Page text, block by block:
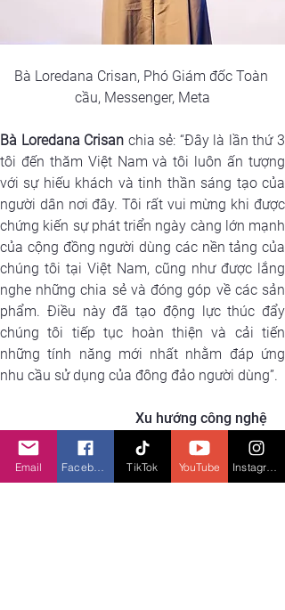
Bà Loredana Crisan, Phó Giám đốc Toàn
cầu, Messenger, Meta
Bà Loredana Crisan chia sẻ: “Đây là lần thứ 3
tôi đến thăm Việt Nam và tôi luôn ấn tượng
với sự hiếu khách và tinh thần sáng tạo của
người dân nơi đây. Tôi rất vui mừng khi được
chứng kiến sự phát triển ngày càng lớn mạnh
của cộng đồng người dùng các nền tảng của
chúng tôi tại Việt Nam, cũng như được lắng
nghe những chia sẻ và đóng góp về các sản
phẩm. Điều này đã tạo động lực thúc đẩy
chúng tôi tiếp tục hoàn thiện và cải tiến
những tính năng mới nhất nhằm đáp ứng
nhu cầu sử dụng của đông đảo người dùng”.
Xu hướng công nghệ
Xem gì tiếp theo
Email TikTok YouTube